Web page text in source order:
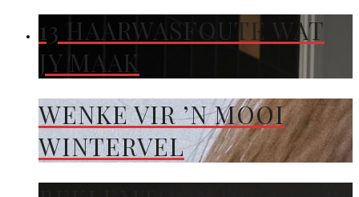
13 HAARWASFOUTE WAT
JY MAAK
WENKE VIR ’N MOOI
WINTERVEL